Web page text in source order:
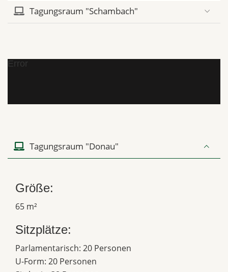
Tagungsraum "Schambach"
Error
Tagungsraum "Donau"
Größe:
65 m²
Sitzplätze:
Parlamentarisch: 20 Personen
U-Form: 20 Personen